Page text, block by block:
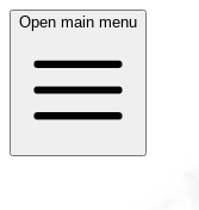
Open main menu